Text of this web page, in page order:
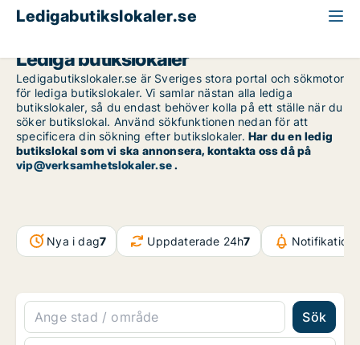
Ledigabutikslokaler.se
Lediga butikslokaler
Ledigabutikslokaler.se är Sveriges stora portal och sökmotor
för lediga butikslokaler. Vi samlar nästan alla lediga
butikslokaler, så du endast behöver kolla på ett ställe när du
söker butikslokal. Använd sökfunktionen nedan för att
specificera din sökning efter butikslokaler. Har du en ledig
butikslokal som vi ska annonsera, kontakta oss då på
vip@verksamhetslokaler.se.
Nya i dag7 Uppdaterade 24h7
Sök